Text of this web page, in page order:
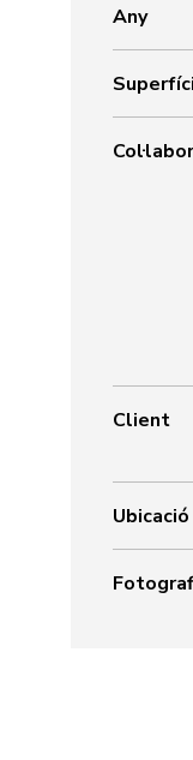
Any
Client
Ubicació